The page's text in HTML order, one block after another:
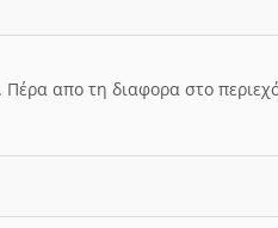
απο τη διαφορα στο